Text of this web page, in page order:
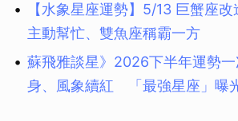
【水象星座運勢】5/13 巨蟹座
主動幫忙、雙魚座稱霸一方
蘇飛雅談星》2026下半年運勢
身、風象續紅 「最強星座」曝